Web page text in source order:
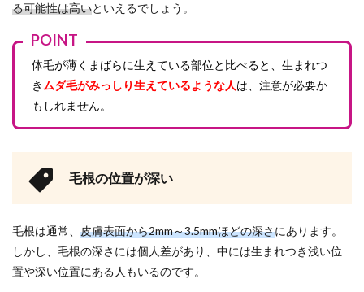
る可能性は高いといえるでしょう。
POINT
体毛が薄くまばらに生えている部位と比べると、生まれつ
き ムダ毛がみっしり生えているような人は、注意が必要か
もしれません。
毛根の位置が深い
毛根は通常、 皮膚表面から2mm～3.5mmほどの深さにあります。
しかし、毛根の深さには個人差があり、中には生まれつき浅い位
置や深い位置にある人もいるのです。